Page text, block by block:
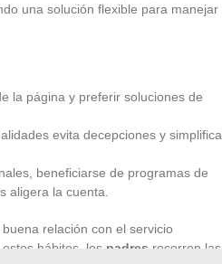
una solución flexible para manejar
la página y preferir soluciones de
evita decepciones y simplifica
beneficiarse de programas de
aligera la cuenta.
relación con el servicio
hábitos, los padres recorren las